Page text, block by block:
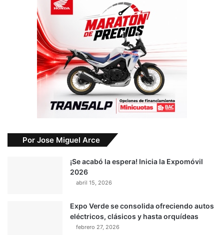
Por Jose Miguel Arce
¡Se acabó la espera! Inicia la Expomóvil
2026
abril 15, 2026
Expo Verde se consolida ofreciendo autos
eléctricos, clásicos y hasta orquídeas
febrero 27, 2026